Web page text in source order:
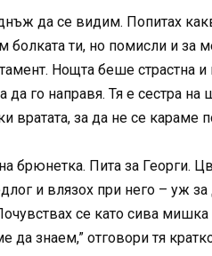
да се видим. Попитах
болката ти, но помисли и за
Нощта беше страстна
го направя. Тя е сестра
вратата, за да не се караме
брюнетка. Пита за Георги.
и влязох при него – уж
се като сива
знаем,” отговори тя